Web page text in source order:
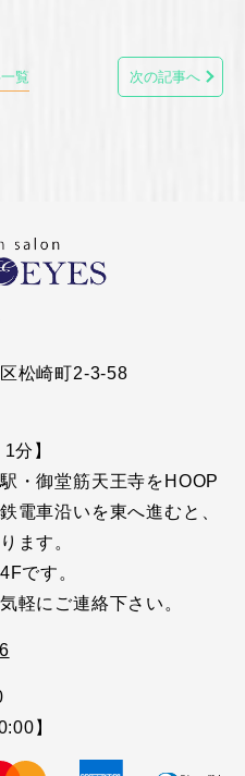
覧 次の記事へ
松崎町2-3-58
分】
・御堂筋天王寺をHOOP
電車沿いを東へ進むと、
ます。
です。
軽にご連絡下さい。
】